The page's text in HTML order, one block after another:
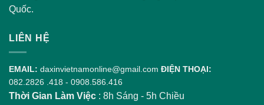
Quốc.
LIÊN HỆ
EMAIL: daxinvietnamonline@gmail.com ĐIỆN THOẠI:
082.2826 .418 - 0908.586.416
Thời Gian Làm Việc : 8h Sáng - 5h Chiều